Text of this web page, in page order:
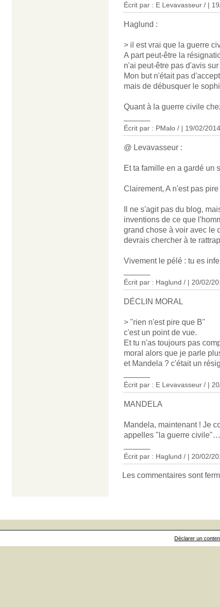
Écrit par : E Levavasseur / |
Haglund :
> il est vrai que la guerre
A part peut-être la
n'ai peut-être pas d'avis
Mon but n'était pas
mais de débusquer le
Quant à la guerre civile
Écrit par : PMalo / | 19/02/2014
@ Levavasseur :
Et ta famille en a gardé un
Clairement, A n'est pas
Il ne s'agit pas du blog,
inventions de ce que
grand chose à voir avec le
devrais chercher à te
Vivement le pélé : tu es
Écrit par : Haglund / | 20/02/
DÉCLIN MORAL
> "rien n'est pire que B"
c'est un point de vue.
Et tu n'as toujours pas
moral alors que je parle
et Mandela ? c'était un
Écrit par : E Levavasseur / |
MANDELA
Mandela, maintenant ! Je
appelles "la guerre
Écrit par : Haglund / | 20/02/
Les commentaires sont
Déclarer un